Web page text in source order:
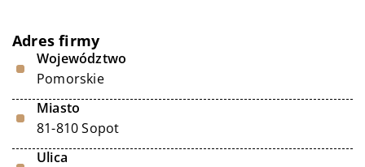
Adres firmy
Województwo
Pomorskie
Miasto
81-810 Sopot
Ulica